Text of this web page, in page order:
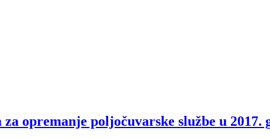
opremanje poljočuvarske službe u 2017.